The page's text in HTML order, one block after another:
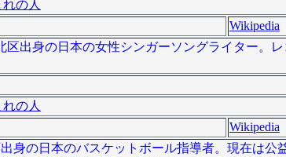
の人
Wikipedia
出身の日本の女性シンガーソングライター。
の人
Wikipedia
身の日本のバスケットボール指導者。現在は公